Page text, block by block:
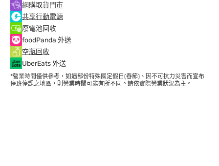
網購取貨門市
共享行動電源
廢電池回收
foodPanda 外送
空瓶回收
UberEats 外送
*營業時間僅供參考，如遇部份特殊國定假日(春節)、因不可抗力災害而宣布
停班停課之地區，則營業時間可能有所不同。請依實際營業狀況為主。